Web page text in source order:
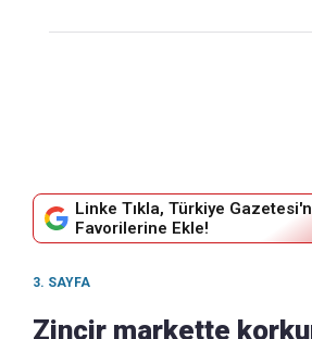
Linke Tıkla, Türkiye
Favorilerine Ekle!
3. SAYFA
Zincir markette